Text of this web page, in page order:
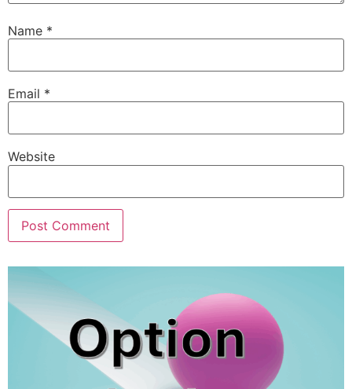
Name *
Email *
Website